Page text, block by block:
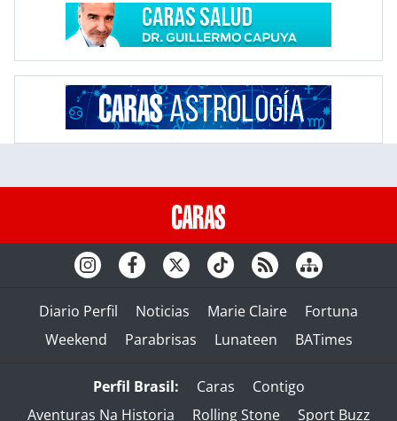
Diario Perfil Noticias Marie Claire
Fortuna
Weekend
Parabrisas Lunateen BATimes
Perfil Brasil: Caras
Contigo
Aventuras Na Historia
Rolling Stone Sport Buzz